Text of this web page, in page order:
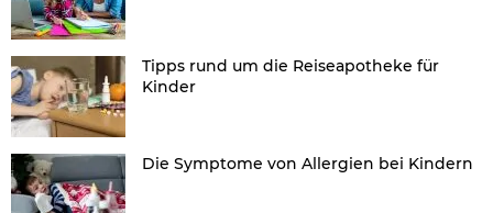
Tipps rund um die Reiseapotheke für
Kinder
Die Symptome von Allergien bei Kindern